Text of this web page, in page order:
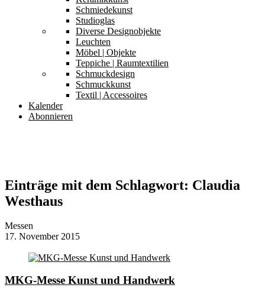
Schmiedekunst
Studioglas
Diverse Designobjekte
Leuchten
Möbel | Objekte
Teppiche | Raumtextilien
Schmuckdesign
Schmuckkunst
Textil | Accessoires
Kalender
Abonnieren
Einträge mit dem Schlagwort: Claudia
Westhaus
Messen
17. November 2015
MKG-Messe Kunst und Handwerk